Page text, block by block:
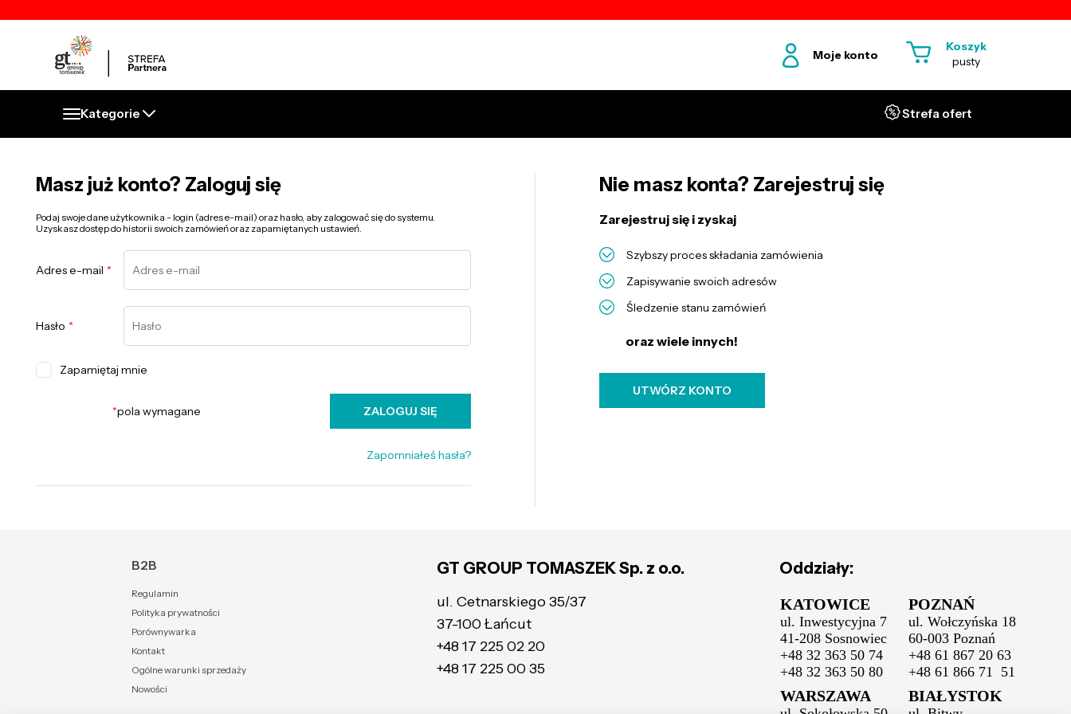
Moje konto
Koszyk
pusty
Kategorie Strefa ofert
Masz już konto? Zaloguj się
Podaj swoje dane użytkownika - login (adres e-mail) oraz hasło, aby zalogować się do systemu.
Uzyskasz dostęp do historii swoich zamówień oraz zapamiętanych ustawień.
Adres e-mail *
Hasło *
Zapamiętaj mnie
*pola wymagane ZALOGUJ SIĘ
Zapomniałeś hasła?
Nie masz konta? Zarejestruj się
Zarejestruj się i zyskaj
Szybszy proces składania zamówienia
Zapisywanie swoich adresów
Śledzenie stanu zamówień
oraz wiele innych!
UTWÓRZ KONTO
B2B
Regulamin
Polityka prywatności
Porównywarka
Kontakt
Ogólne warunki sprzedaży
Nowości
GT GROUP TOMASZEK Sp. z o.o.
ul. Cetnarskiego 35/37
37-100 Łańcut
+48 17 225 02 20
+48 17 225 00 35
Oddziały:
KATOWICE
ul. Inwestycyjna 7
41-208 Sosnowiec
+48 32 363 50 74
+48 32 363 50 80
POZNAŃ
ul. Wołczyńska 18
60-003 Poznań
+48 61 867 20 63
+48 61 866 71 51
WARSZAWA BIAŁYSTOK